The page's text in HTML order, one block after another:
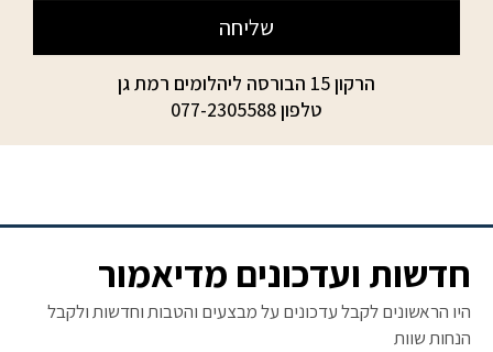
שליחה
הרקון 15 הבורסה ליהלומים רמת גן
טלפון077-2305588
חדשות ועדכונים מדיאמור
היו הראשונים לקבל עדכונים על מבצעים והטבות וחדשות ולקבל
הנחות שוות